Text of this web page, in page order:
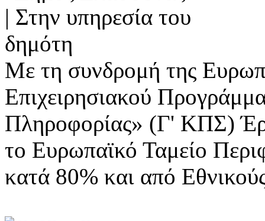
Με τη συνδρομή της
Επιχειρησιακού
Πληροφορίας» (Γ' ΚΠΣ)
το Ευρωπαϊκό Ταμείο
κατά 80% και από